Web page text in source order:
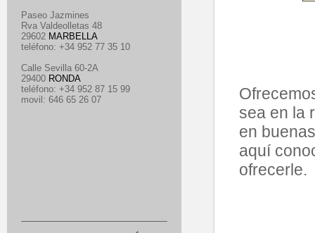
Paseo Jazmines
Rva Valdeolletas 48
29602 MARBELLA
teléfono: +34 952 77 35 10
Calle Sevilla 60-2A
29400 RONDA
teléfono: +34 952 87 15 99
movil: 646 65 26 07
sea en la
en
aquí
ofrecerle.